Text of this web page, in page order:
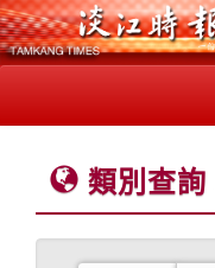
類別查詢